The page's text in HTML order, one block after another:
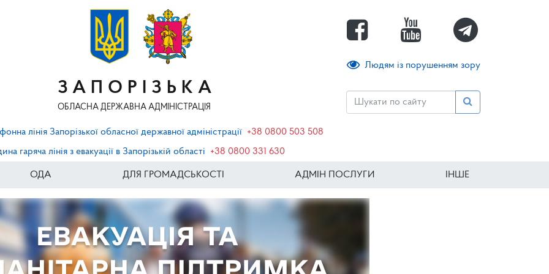
ЗАПОРІЗЬКА
ОБЛАСНА ДЕРЖАВНА АДМІНІСТРАЦІЯ
Людям із порушенням зору
лінія Запорізької обласної державної адміністрації +38 0800 503 508
гаряча лінія з евакуації в Запорізькій області
+38 0800 331 630
ОДА ДЛЯ ГРОМАДСЬКОСТІ АДМІН ПОСЛУГИ ІНШЕ